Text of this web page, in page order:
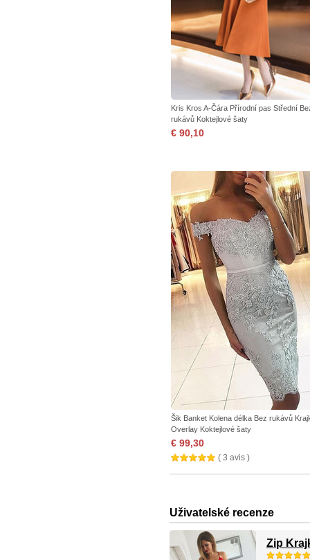
Kris Kros A-Čára Přírodní pas Střední
rukávů Koktejlové šaty
€ 90,10
Šik Banket Kolena délka Bez rukávů
Overlay Koktejlové šaty
€ 99,30
( 3 avis )
Uživatelské recenze
Zip